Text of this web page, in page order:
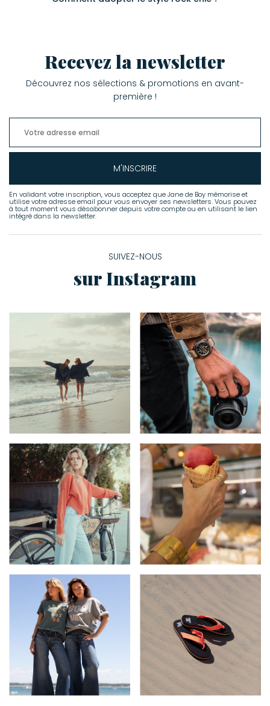
Recevez la newsletter
Découvrez nos sélections & promotions en avant-
première !
M'INSCRIRE
En validant votre inscription, vous acceptez que Jane de Boy mémorise et
utilise votre adresse email pour vous envoyer ses newsletters. Vous pouvez
à tout moment vous désabonner depuis votre compte ou en utilisant le lien
intégré dans la newsletter.
SUIVEZ-NOUS
sur Instagram